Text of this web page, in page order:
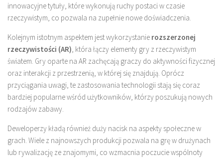
innowacyjne tytuły, które wykonują ruchy postaci w czasie
rzeczywistym, co pozwala na zupełnie nowe doświadczenia.
Kolejnym istotnym aspektem jest wykorzystanie rozszerzonej
rzeczywistości (AR), która łączy elementy gry z rzeczywistym
światem. Gry oparte na AR zachęcają graczy do aktywności fizycznej
oraz interakcji z przestrzenią, w której się znajdują. Oprócz
przyciągania uwagi, te zastosowania technologii stają się coraz
bardziej popularne wśród użytkowników, którzy poszukują nowych
rodzajów zabawy.
Deweloperzy kładą również duży nacisk na aspekty społeczne w
grach. Wiele z najnowszych produkcji pozwala na grę w drużynach
lub rywalizację ze znajomymi, co wzmacnia poczucie wspólnoty